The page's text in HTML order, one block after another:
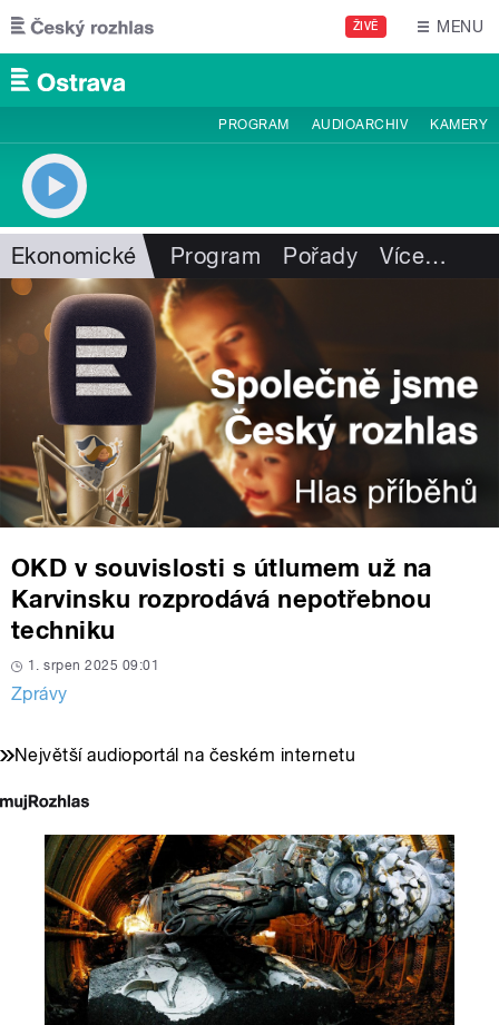
Přejít k hlavnímu obsahu
ŽIVĚ MENU
PROGRAM AUDIOARCHIV KAMERY
Ekonomické Program Pořady Více…
OKD v souvislosti s útlumem už na
Karvinsku rozprodává nepotřebnou
techniku
1. srpen 2025 09:01
Zprávy
Největší audioportál na českém internetu